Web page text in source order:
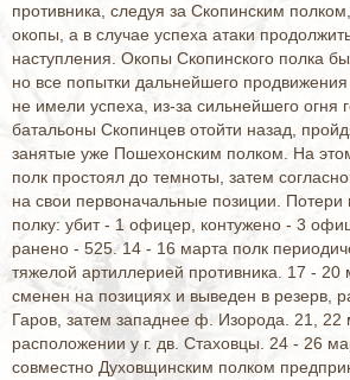
противника, следуя за Скопинским
окопы, а в случае успеха атаки
наступления. Окопы Скопинского полка
но все попытки дальнейшего
не имели успеха, из-за сильнейшего огня
батальоны Скопинцев отойти назад,
занятые уже Пошехонским полком. На
полк простоял до темноты, затем
на свои первоначальные позиции.
полку: убит - 1 офицер, контужено - 3
ранено - 525. 14 - 16 марта полк
тяжелой артиллерией противника. 17 - 20
сменен на позициях и выведен в резерв,
Гаров, затем западнее ф. Изорода. 21, 22
расположении у г. дв. Стаховцы. 24 - 26
совместно Духовщинским полком